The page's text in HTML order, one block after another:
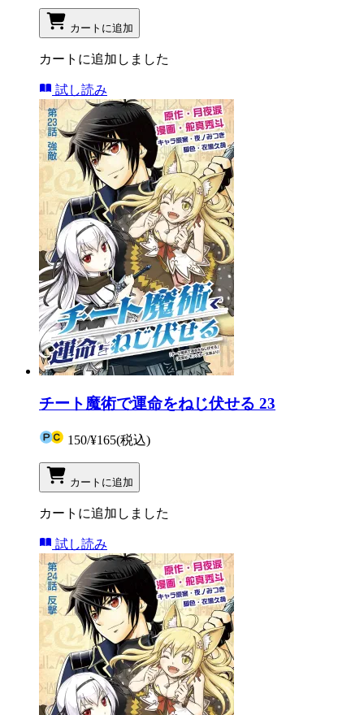
カートに追加
カートに追加しました
試し読み
チート魔術で運命をねじ伏せる 23
150/¥165(税込)
カートに追加
カートに追加しました
試し読み